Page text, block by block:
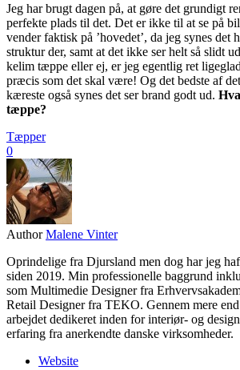
Jeg har brugt dagen på, at gøre det grundigt
perfekte plads til det. Det er ikke til at se på
vender faktisk på ’hovedet’, da jeg synes det
struktur der, samt at det ikke ser helt så slidt
kelim tæppe eller ej, er jeg egentlig ret
præcis som det skal være! Og det bedste af
kæreste også synes det ser brand godt ud.
tæppe?
Tæpper
0
Author Malene Vinter
Oprindelige fra Djursland men dog har jeg
siden 2019. Min professionelle baggrund
som Multimedie Designer fra
Retail Designer fra TEKO. Gennem mere
arbejdet dedikeret inden for interiør- og
erfaring fra anerkendte danske virksomheder.
Website